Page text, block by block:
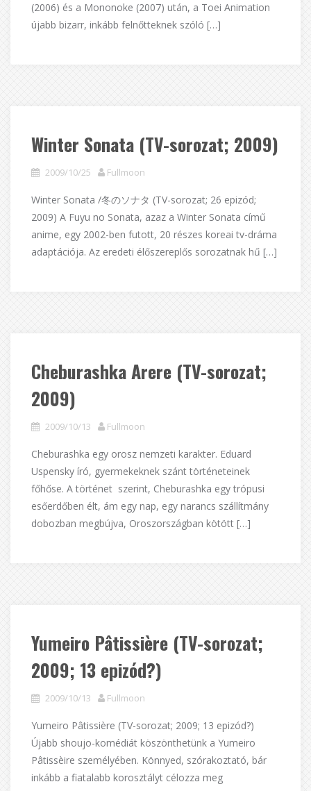
(2006) és a Mononoke (2007) után, a Toei Animation
újabb bizarr, inkább felnőtteknek szóló […]
Winter Sonata (TV-sorozat; 2009)
2009/10/25 Fullmoon
Winter Sonata /冬のソナタ (TV-sorozat; 26 epizód;
2009) A Fuyu no Sonata, azaz a Winter Sonata című
anime, egy 2002-ben futott, 20 részes koreai tv-dráma
adaptációja. Az eredeti élőszereplős sorozatnak hű […]
Cheburashka Arere (TV-sorozat;
2009)
2009/10/13 Fullmoon
Cheburashka egy orosz nemzeti karakter. Eduard
Uspensky író, gyermekeknek szánt történeteinek
főhőse. A történet szerint, Cheburashka egy trópusi
esőerdőben élt, ám egy nap, egy narancs szállítmány
dobozban megbújva, Oroszországban kötött […]
Yumeiro Pâtissière (TV-sorozat;
2009; 13 epizód?)
2009/10/13 Fullmoon
Yumeiro Pâtissière (TV-sorozat; 2009; 13 epizód?)
Újabb shoujo-komédiát köszönthetünk a Yumeiro
Pâtissèire személyében. Könnyed, szórakoztató, bár
inkább a fiatalabb korosztályt célozza meg